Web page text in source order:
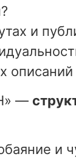
и
—
и